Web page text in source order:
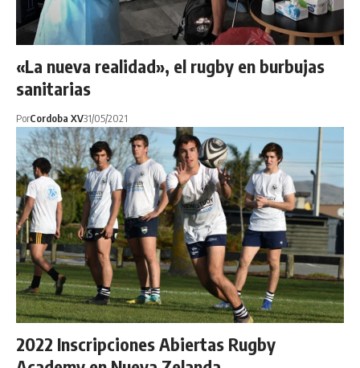
«La nueva realidad», el rugby en burbujas
sanitarias
PorCordoba XV31/05/2021
2022 Inscripciones Abiertas Rugby